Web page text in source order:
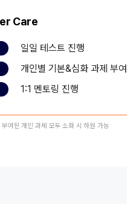
Care
일일 테스트 진행
개인별 기본&심화 과제 부여
1:1 멘토링 진행
여된 개인 과제 모두 소화 시 하원 가능